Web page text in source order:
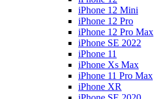
iPhone 12 Mini
iPhone 12 Pro
iPhone 12 Pro Max
iPhone SE 2022
iPhone 11
iPhone Xs Max
iPhone 11 Pro Max
iPhone XR